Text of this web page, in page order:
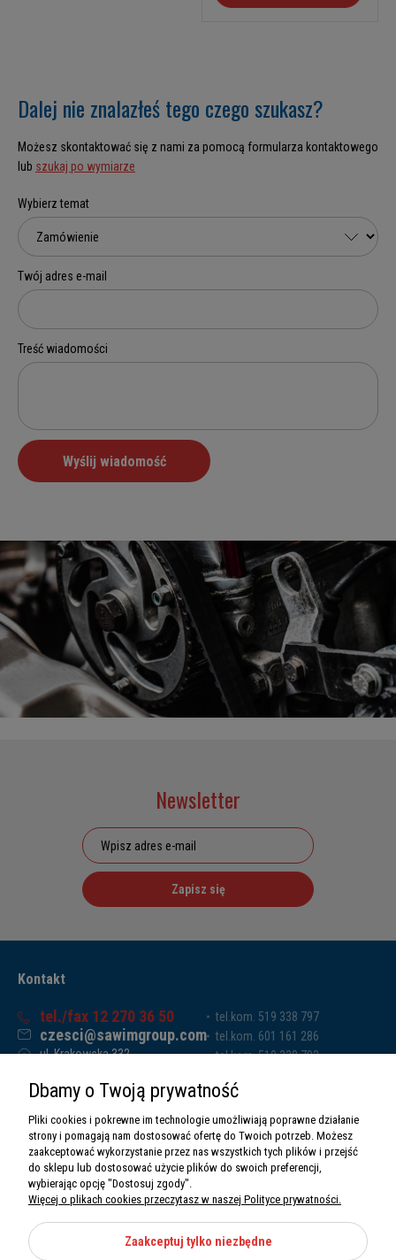
Dalej nie znalazłeś tego czego szukasz?
Możesz skontaktować się z nami za pomocą formularza kontaktowego
lub szukaj po wymiarze
Newsletter
Zapisz się
Kontakt
tel./fax 12 270 36 50
czesci@sawimgroup.com
ul. Krakowska 332,
Sawim Group Mariusz Zdyb sp. k.
NIP: 5130284470
REGON: 5246591010
tel.kom. 519 338 797
tel.kom. 601 161 286
tel.kom. 519 338 793
O nas
Informacje
Dbamy o Twoją prywatność
Pliki cookies i pokrewne im technologie umożliwiają poprawne działanie
strony i pomagają nam dostosować ofertę do Twoich potrzeb. Możesz
zaakceptować wykorzystanie przez nas wszystkich tych plików i przejść
do sklepu lub dostosować użycie plików do swoich preferencji,
wybierając opcję "Dostosuj zgody".
Więcej o plikach cookies przeczytasz w naszej Polityce prywatności.
Zaakceptuj tylko niezbędne